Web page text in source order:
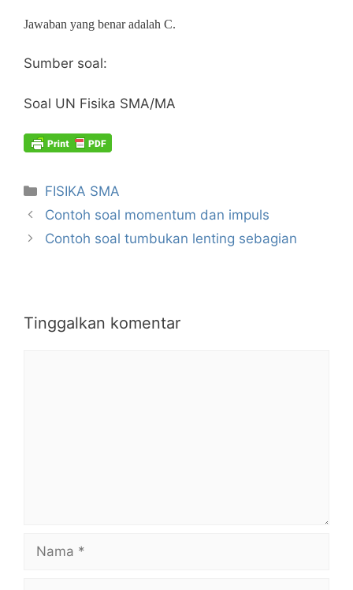
Jawaban yang benar adalah C.
Sumber soal:
Soal UN Fisika SMA/MA
Kategori
FISIKA SMA
Contoh soal momentum dan impuls
Contoh soal tumbukan lenting sebagian
Tinggalkan komentar
Nama